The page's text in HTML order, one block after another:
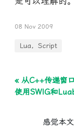
08 Nov 2009
Lua，Script
« 从C++传递窗
使用SWIG和
感觉本